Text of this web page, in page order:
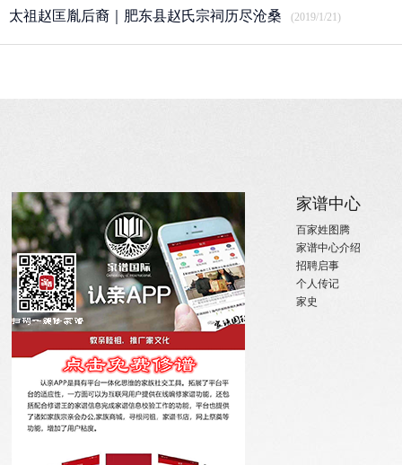
太祖赵匡胤后裔｜肥东县赵氏宗祠历尽沧桑 (2019/1/21)
关于
关于国际家谱
关于我们
招聘启事
实习机会
微信订阅
家族新闻
姓氏新闻
国内政策
宗亲活动
姓氏大事记
寻亲咨询
家谱中心
百家姓图腾
家谱中心介绍
招聘启事
个人传记
家史